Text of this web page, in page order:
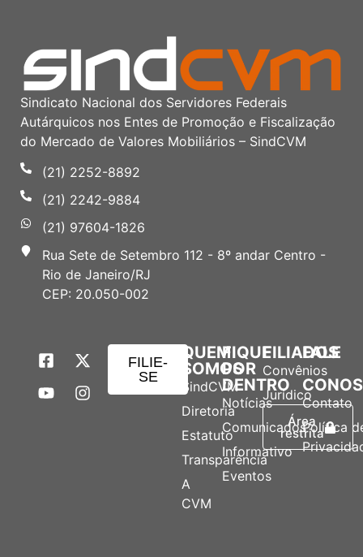
Sindicato Nacional dos Servidores Federais
Autárquicos nos Entes de Promoção e Fiscalização
do Mercado de Valores Mobiliários – SindCVM
(21) 2252-8892
(21) 2242-9884
(21) 97604-1826
Rua Sete de Setembro 112 - 8º andar Centro -
Rio de Janeiro/RJ
CEP: 20.050-002
FILIE-
SE
QUEM
SOMOS
SindCVM
Diretoria
Estatuto
Transparência
A
CVM
FIQUE
POR
DENTRO
Notícias
Comunicados
Informativo
Eventos
FILIADOS
Convênios
Jurídico
Área
restrita
FALE
Contato
Política